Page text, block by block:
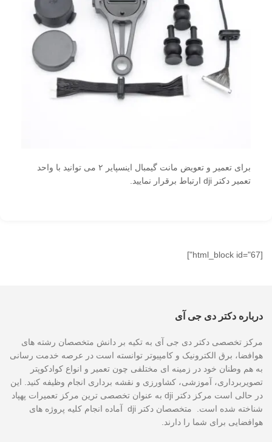
برای تعمیر و تعویض مانت گیمبال اینسپایر ۲ می توانید با واحد
تعمیر دکتر dji ارتباط برقرار نمایید.
[html_block id="67"]
درباره دکتر دی جی آی
مرکز تخصصی دکتر دی جی آی به تکیه بر دانش متخصصان رشته های
هوافضا، برق الکترونیک و کامپیوتر توانسته است در عرصه خدمت رسانی
به هم وطنان خود در زمینه ای مختلفی چون تعمیر و انواع کوادکوپتر
تصویربرداری، آموزشی، کشاورزی و نقشه برداری انجام وظیفه کنید. این
در حالی است مرکز دکتر dji به عنوان تخصصی ترین مرکز تعمیرات پهپاد
شناخته شده است. متخصصان دکتر dji آماده انجام کلیه پروژه های
هوافضایی برای شما را دارند.